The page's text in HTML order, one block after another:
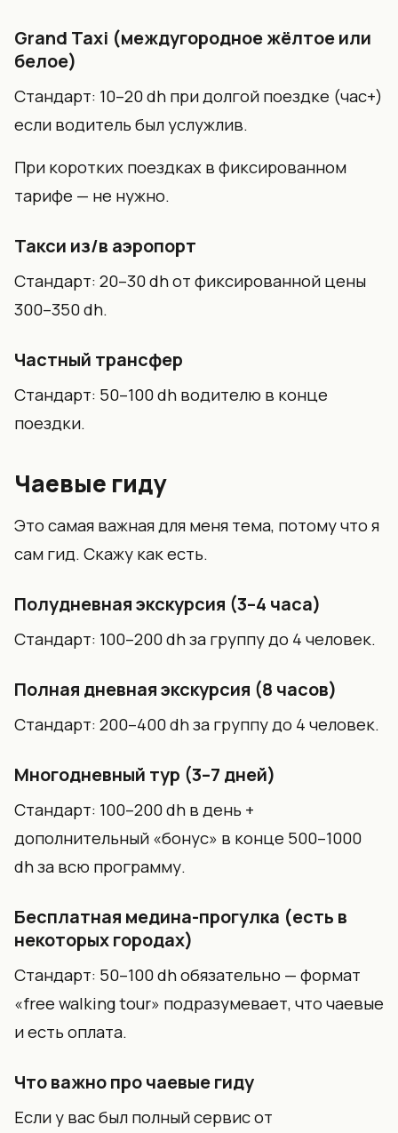
Grand Taxi (междугородное жёлтое или
белое)
Стандарт: 10–20 dh при долгой поездке (час+)
если водитель был услужлив.
При коротких поездках в фиксированном
тарифе — не нужно.
Такси из/в аэропорт
Стандарт: 20–30 dh от фиксированной цены
300–350 dh.
Частный трансфер
Стандарт: 50–100 dh водителю в конце
поездки.
Чаевые гиду
Это самая важная для меня тема, потому что я
сам гид. Скажу как есть.
Полудневная экскурсия (3–4 часа)
Стандарт: 100–200 dh за группу до 4 человек.
Полная дневная экскурсия (8 часов)
Стандарт: 200–400 dh за группу до 4 человек.
Многодневный тур (3–7 дней)
Стандарт: 100–200 dh в день +
дополнительный «бонус» в конце 500–1000
dh за всю программу.
Бесплатная медина-прогулка (есть в
некоторых городах)
Стандарт: 50–100 dh обязательно — формат
«free walking tour» подразумевает, что чаевые
и есть оплата.
Что важно про чаевые гиду
Если у вас был полный сервис от